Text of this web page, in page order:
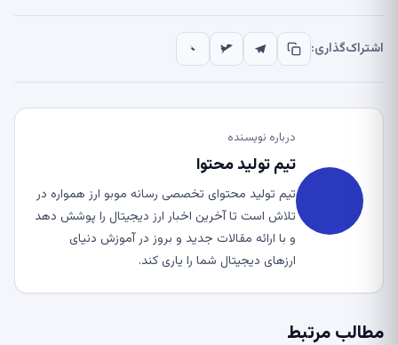
اشتراک‌گذاری:
درباره نویسنده
تیم تولید محتوا
تیم تولید محتوای تخصصی رسانه موبو ارز همواره در
تلاش است تا آخرین اخبار ارز دیجیتال را پوشش دهد
و با ارائه مقالات جدید و بروز در آموزش دنیای
ارزهای دیجیتال شما را یاری کند.
مطالب مرتبط